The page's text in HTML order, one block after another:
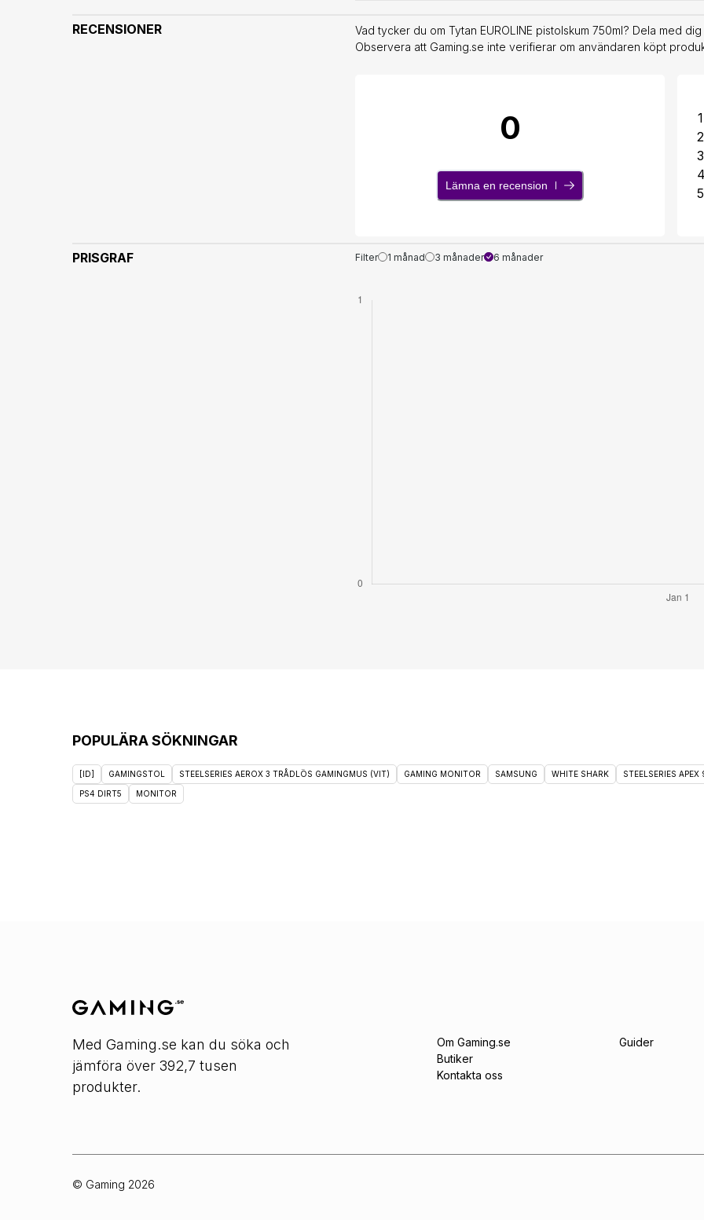
RECENSIONER
Vad tycker du om Tytan EUROLINE pistolskum 750ml? Dela med
Observera att Gaming.se inte verifierar om användaren köpt
0
Lämna en recension
1
2
3
4
5
PRISGRAF Filter 1 månad 3 månader 6 månader
POPULÄRA SÖKNINGAR
[ID] GAMINGSTOL STEELSERIES AEROX 3 TRÅDLÖS GAMINGMUS (VIT) GAMING MONITOR SAMSUNG WHITE SHARK STEELSERIES
PS4 DIRT5 MONITOR
Med Gaming.se kan du söka och
jämföra över 392,7 tusen
produkter.
Om Gaming.se
Butiker
Kontakta oss
Guider
© Gaming 2026